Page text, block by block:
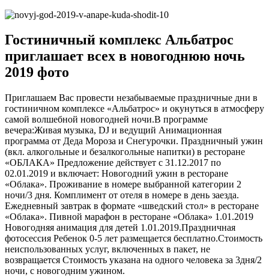
Гостиничный комплекс Альбатрос
приглашает всех в новогоднюю ночь
2019 фото
Приглашаем Вас провести незабываемые праздничные дни в
гостиничном комплексе «Альбатрос» и окунуться в атмосферу
самой волшебной новогодней ночи.В программе
вечера:Живая музыка, DJ и ведущий Анимационная
программа от Деда Мороза и Снегурочки. Праздничный ужин
(вкл. алкогольные и безалкогольные напитки) в ресторане
«ОБЛАКА» Предложение действует с 31.12.2017 по
02.01.2019 и включает: Новогодний ужин в ресторане
«Облака». Проживание в номере выбранной категории 2
ночи/3 дня. Комплимент от отеля в номере в день заезда.
Ежедневный завтрак в формате «шведский стол» в ресторане
«Облака». Пивной марафон в ресторане «Облака» 1.01.2019
Новогодняя анимация для детей 1.01.2019.Праздничная
фотосессия Ребенок 0-5 лет размещается бесплатно.Стоимость
неиспользованных услуг, включенных в пакет, не
возвращается Стоимость указана на одного человека за 3дня/2
ночи, с новогодним ужином.